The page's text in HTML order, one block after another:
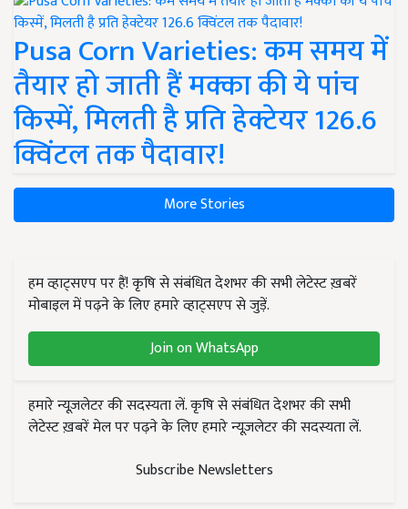
Pusa Corn Varieties: कम समय में
तैयार हो जाती हैं मक्का की ये पांच
किस्में, मिलती है प्रति हेक्टेयर 126.6
क्विंटल तक पैदावार!
More Stories
हम व्हाट्सएप पर हैं! कृषि से संबंधित देशभर की सभी लेटेस्ट ख़बरें
मोबाइल में पढ़ने के लिए हमारे व्हाट्सएप से जुड़ें.
Join on WhatsApp
हमारे न्यूज़लेटर की सदस्यता लें. कृषि से संबंधित देशभर की सभी
लेटेस्ट ख़बरें मेल पर पढ़ने के लिए हमारे न्यूज़लेटर की सदस्यता लें.
Subscribe Newsletters